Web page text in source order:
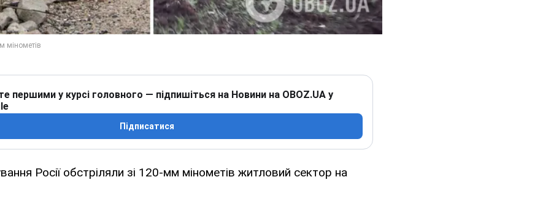
першими у курсі головного — підпишіться на Новини на OBOZ.UA у
Підписатися
Росії обстріляли зі 120-мм мінометів житловий сектор на